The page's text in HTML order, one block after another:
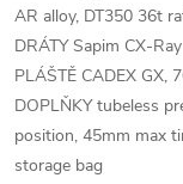
AR alloy, DT350 36t
DRÁTY Sapim CX-Ray
PLÁŠTĚ CADEX GX,
DOPLŇKY tubeless
position, 45mm max
storage bag